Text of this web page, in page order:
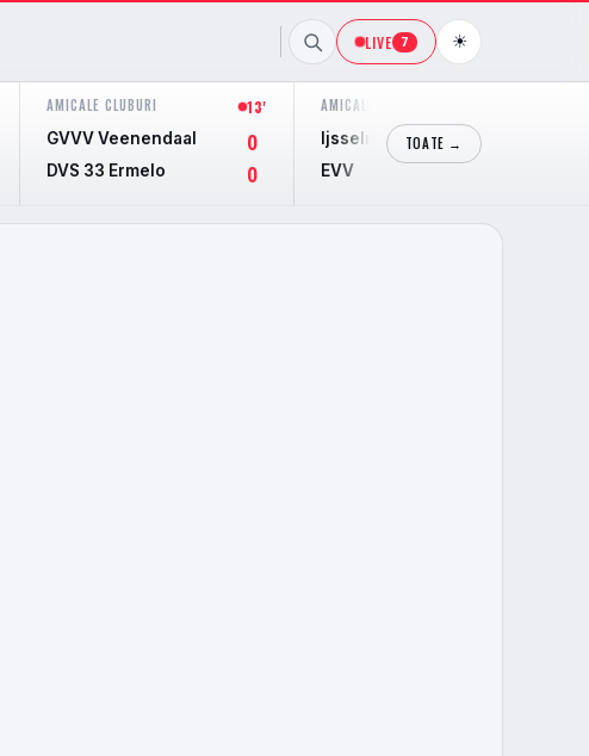
LIVE 7 ☀
AMICALE CLUBURI 13'
GVVV Veenendaal 0
DVS 33 Ermelo 0
AMICALE CLUBURI
Ijsselmeervogels
EVV
TOATE →